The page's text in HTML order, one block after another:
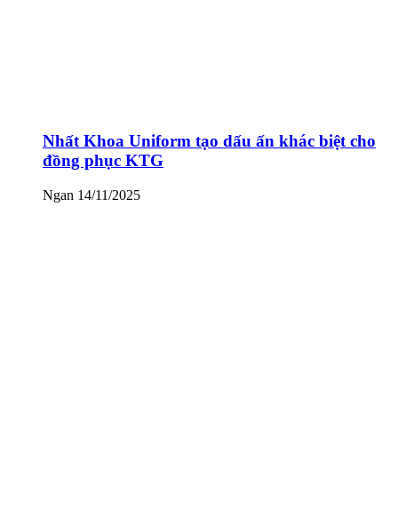
Nhất Khoa Uniform tạo dấu ấn khác biệt cho
đồng phục KTG
Ngan 14/11/2025